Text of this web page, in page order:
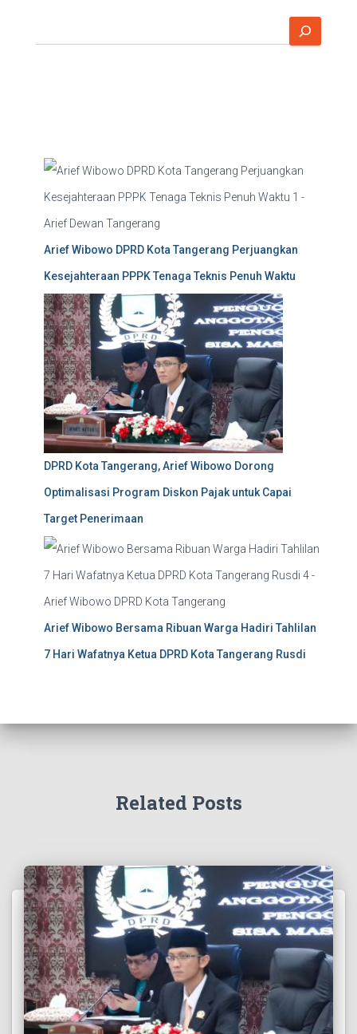
e
Arief Wibowo DPRD Kota Tangerang Perjuangkan
Kesejahteraan PPPK Tenaga Teknis Penuh Waktu
DPRD Kota Tangerang, Arief Wibowo Dorong
Optimalisasi Program Diskon Pajak untuk Capai
Target Penerimaan
Arief Wibowo Bersama Ribuan Warga Hadiri Tahlilan
7 Hari Wafatnya Ketua DPRD Kota Tangerang Rusdi
Related Posts